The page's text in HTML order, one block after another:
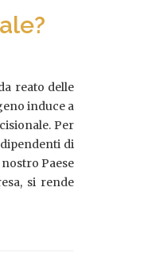
reato delle
induce a
Per
dipendenti di
Paese
si rende